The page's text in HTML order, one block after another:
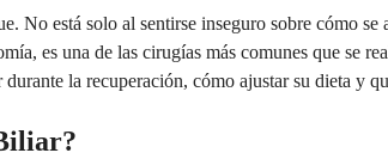
No está solo al sentirse inseguro sobre cómo
es una de las cirugías más comunes que se
la recuperación, cómo ajustar su dieta y